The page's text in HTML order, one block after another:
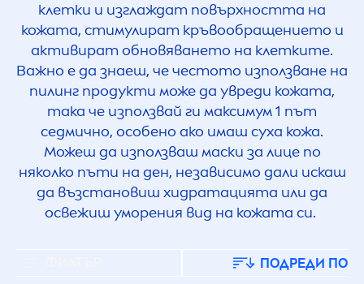
клетки и изглаждат повърхността на
кожата, стимулират кръвообращението и
активират обновяването на клетките.
Важно е да знаеш, че честото използване на
пилинг продукти може да увреди кожата,
така че използвай ги максимум 1 път
седмично, особено ако имаш суха кожа.
Можеш да използваш маски за лице по
няколко пъти на ден, независимо дали искаш
да възстановиш хидратацията или да
освежиш уморения вид на кожата си.
ПОДРЕДИ ПО